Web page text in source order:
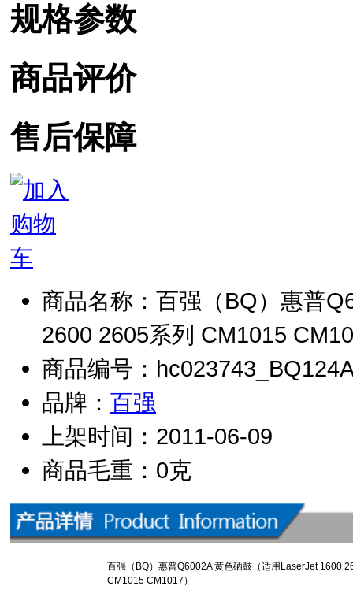
规格参数
商品评价
售后保障
商品名称：百强（BQ）惠普
2600 2605系列 CM1015
商品编号：
品牌： 百强
上架时间：2011-06-09
商品毛重：0克
百强（BQ）惠普Q6002A 黄色硒鼓（适用LaserJet 1600
CM1015 CM1017）